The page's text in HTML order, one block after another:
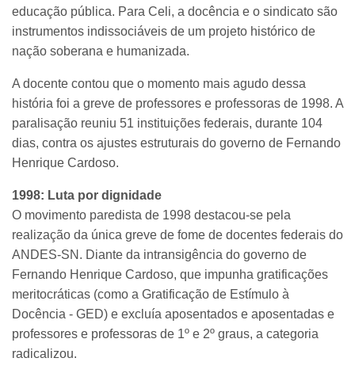
educação pública. Para Celi, a docência e o sindicato são
instrumentos indissociáveis de um projeto histórico de
nação soberana e humanizada.
A docente contou que o momento mais agudo dessa
história foi a greve de professores e professoras de 1998. A
paralisação reuniu 51 instituições federais, durante 104
dias, contra os ajustes estruturais do governo de Fernando
Henrique Cardoso.
1998: Luta por dignidade
O movimento paredista de 1998 destacou-se pela
realização da única greve de fome de docentes federais do
ANDES-SN. Diante da intransigência do governo de
Fernando Henrique Cardoso, que impunha gratificações
meritocráticas (como a Gratificação de Estímulo à
Docência - GED) e excluía aposentados e aposentadas e
professores e professoras de 1º e 2º graus, a categoria
radicalizou.